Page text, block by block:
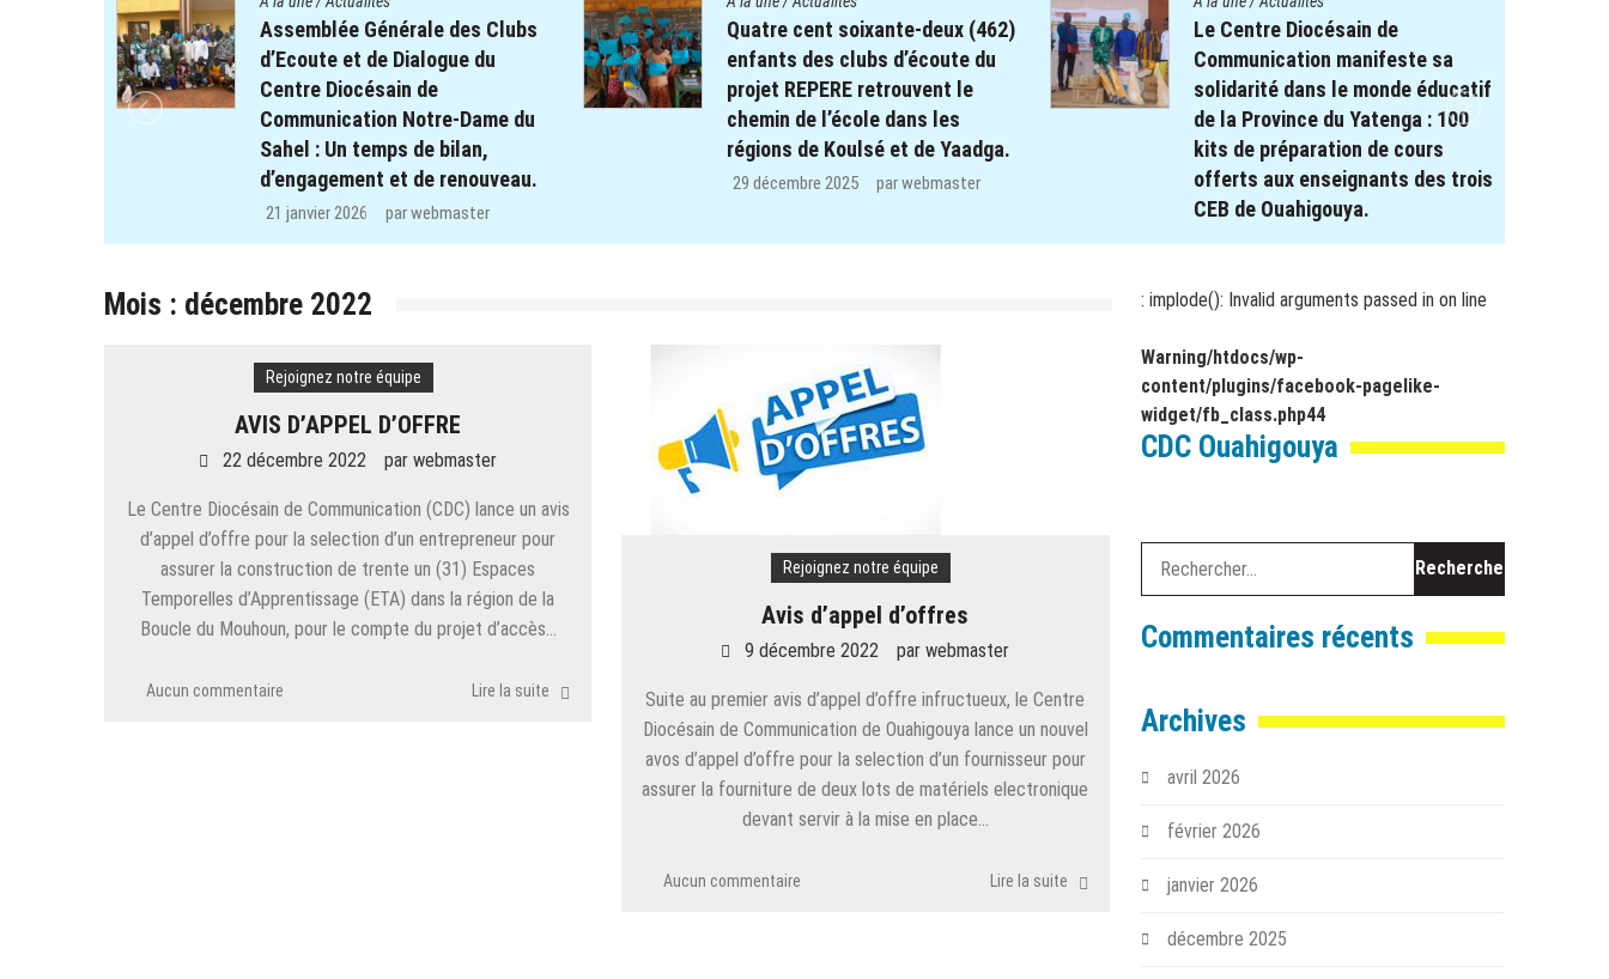
Assemblée Générale des Clubs
d’Ecoute et de Dialogue du
Centre Diocésain de
Communication Notre-Dame du
Sahel : Un temps de bilan,
d’engagement et de renouveau.
21 janvier 2026 parwebmaster
Quatre cent soixante-deux (462)
enfants des clubs d’écoute du
projet REPERE retrouvent le
chemin de l’école dans les
régions de Koulsé et de Yaadga.
29 décembre 2025 parwebmaster
Le Centre Diocésain de
Communication manifeste sa
solidarité dans le monde éducatif
de la Province du Yatenga : 100
kits de préparation de cours
offerts aux enseignants des trois
CEB de Ouahigouya.
26 décembre 2025 parwebmaster
Mois : décembre 2022
Rejoignez notre équipe
AVIS D’APPEL D’OFFRE
22 décembre 2022 parwebmaster
Le Centre Diocésain de Communication (CDC) lance un avis
d’appel d’offre pour la selection d’un entrepreneur pour
assurer la construction de trente un (31) Espaces
Temporelles d’Apprentissage (ETA) dans la région de la
Boucle du Mouhoun, pour le compte du projet d’accès…
Aucun commentaire Lire la suite
Rejoignez notre équipe
Avis d’appel d’offres
9 décembre 2022 parwebmaster
Suite au premier avis d’appel d’offre infructueux, le Centre
Diocésain de Communication de Ouahigouya lance un nouvel
avos d’appel d’offre pour la selection d’un fournisseur pour
assurer la fourniture de deux lots de matériels electronique
devant servir à la mise en place…
Aucun commentaire Lire la suite
: implode(): Invalid arguments passed in on line
Warning/htdocs/wp-
content/plugins/facebook-pagelike-
widget/fb_class.php44
CDC Ouahigouya
Commentaires récents
Archives
avril 2026
février 2026
janvier 2026
décembre 2025